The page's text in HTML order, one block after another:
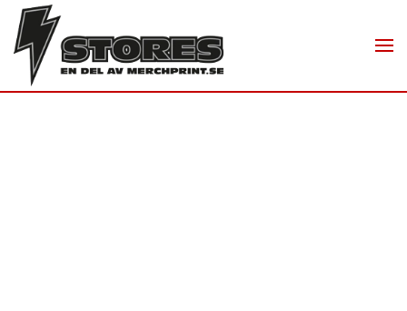
Skip to main content